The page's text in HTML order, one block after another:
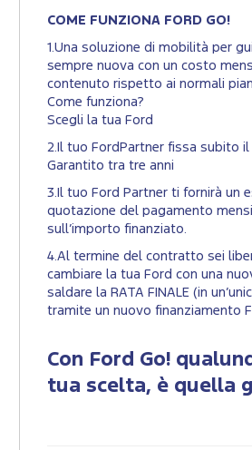
COME FUNZIONA FORD GO!
1.Una soluzione di mobilità per
sempre nuova con un costo
contenuto rispetto ai normali
Come funziona?
Scegli la tua Ford
2.Il tuo FordPartner fissa subito il
Garantito tra tre anni
3.Il tuo Ford Partner ti fornirà un
quotazione del pagamento
sull’importo finanziato.
4.Al termine del contratto sei
cambiare la tua Ford con una
saldare la RATA FINALE (in
tramite un nuovo finanziamento
Con Ford Go!
tua scelta, è quella